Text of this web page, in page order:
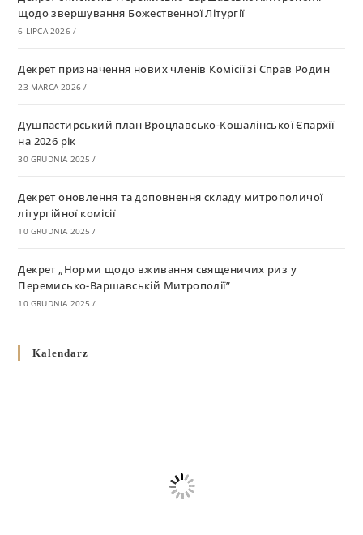
щодо звершування Божественної Літургії
6 LIPCA 2026 /
Декрет призначення нових членів Комісії зі Справ Родин
23 MARCA 2026 /
Душпастирський план Вроцлавсько-Кошалінської Єпархії
на 2026 рік
30 GRUDNIA 2025 /
Декрет оновлення та доповнення складу митрополичої
літургійної комісії
10 GRUDNIA 2025 /
Декрет „Норми щодо вживання священичих риз у
Перемисько-Варшавській Митрополії”
10 GRUDNIA 2025 /
григоріанським календарем
Душпастирський план Вроцлавсько-Кошалінської єпархії
Kalendarz